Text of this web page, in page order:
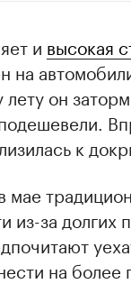
и высокая
на
он
к
мае
из-за долгих
на более